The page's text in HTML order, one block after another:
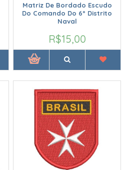
Matriz De Bordado Escudo
Do Comando Do 6º Distrito
Naval
R$15,00